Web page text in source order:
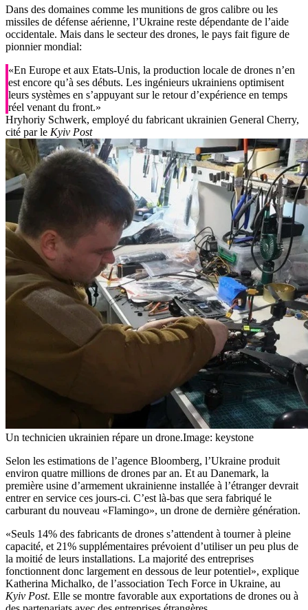
Dans des domaines comme les munitions de gros calibre ou les
missiles de défense aérienne, l’Ukraine reste dépendante de l’aide
occidentale. Mais dans le secteur des drones, le pays fait figure de
pionnier mondial:
«En Europe et aux Etats-Unis, la production locale de drones n’en
est encore qu’à ses débuts. Les ingénieurs ukrainiens optimisent
leurs systèmes en s’appuyant sur le retour d’expérience en temps
réel venant du front.»
Hryhoriy Schwerk, employé du fabricant ukrainien General Cherry,
cité par le Kyiv Post
Un technicien ukrainien répare un drone.Image: keystone
Selon les estimations de l’agence Bloomberg, l’Ukraine produit
environ quatre millions de drones par an. Et au Danemark, la
première usine d’armement ukrainienne installée à l’étranger devrait
entrer en service ces jours-ci. C’est là-bas que sera fabriqué le
carburant du nouveau «Flamingo», un drone de dernière génération.
«Seuls 14% des fabricants de drones s’attendent à tourner à pleine
capacité, et 21% supplémentaires prévoient d’utiliser un peu plus de
la moitié de leurs installations. La majorité des entreprises
fonctionnent donc largement en dessous de leur potentiel», explique
Katherina Michalko, de l’association Tech Force in Ukraine, au
Kyiv Post. Elle se montre favorable aux exportations de drones ou à